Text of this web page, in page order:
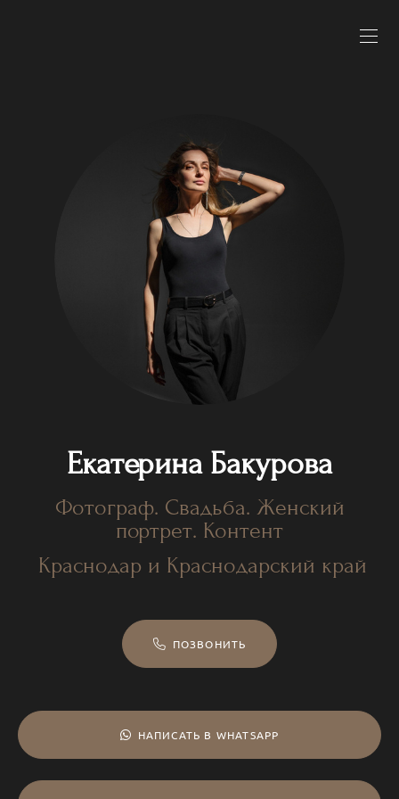
Екатерина Бакурова
Фотограф. Свадьба. Женский
портрет. Контент
Краснодар и Краснодарский край
ПОЗВОНИТЬ
НАПИСАТЬ В WHATSAPP